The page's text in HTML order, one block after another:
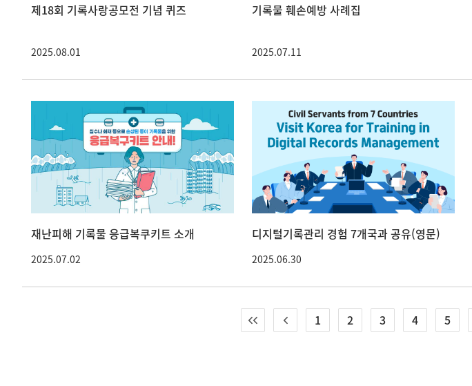
제18회 기록사랑공모전 기념 퀴즈
2025.08.01
기록물 훼손예방 사례집
2025.07.11
재난피해 기록물 응급복쿠키트 소개
2025.07.02
디지털기록관리 경험 7개국과 공유(영문)
2025.06.30
1 2 3 4 5